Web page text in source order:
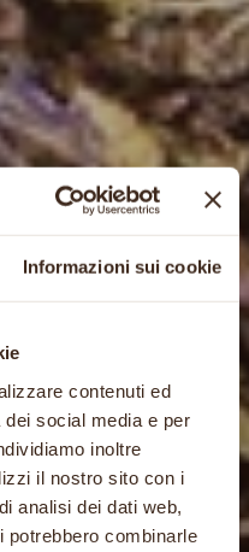
Informazioni sui cookie
contenuti ed
social media e per
inoltre
il nostro sito con i
analisi dei dati web,
potrebbero combinarle